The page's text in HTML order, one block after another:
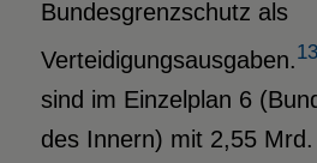
Bundesgrenzschutz als
Verteidigungsausgaben.13
sind im Einzelplan 6
des Innern) mit 2,55